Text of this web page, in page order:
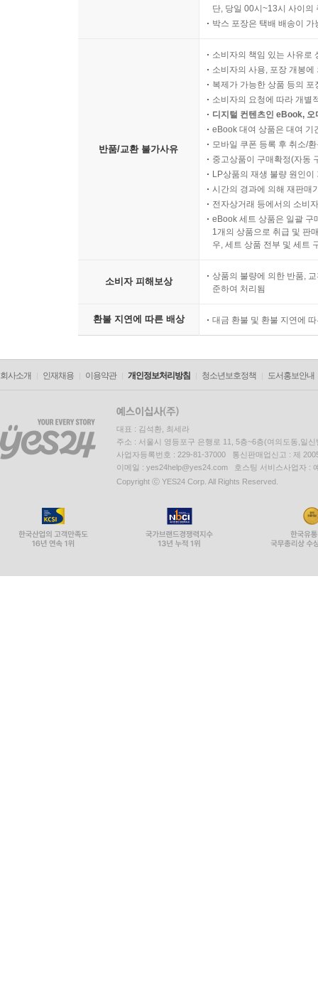
단, 당일 00시~13시 사이의
박스 포장은 택배 배송이
반품/교환 불가사유
소비자의 책임 있는 사유로
소비자의 사용, 포장 개봉
복제가 가능한 상품 등의
소비자의 요청에 따라 개별
디지털 컨텐츠인 eBook,
eBook 대여 상품은 대여 기
모바일 쿠폰 등록 후 취소/
중고상품이 구매확정(자동
LP상품의 재생 불량 원인
시간의 경과에 의해 재판매
전자상거래 등에서의 소비
eBook 세트 상품은 일괄 구
1개의 상품으로 취급 및 판
우, 세트 상품 전부 및 세트
소비자 피해보상
상품의 불량에 의한 반품,
준하여 처리됨
환불 지연에 따른 배상 대금 환불 및 환불 지연에
회사소개 인재채용 이용약관 개인정보처리방침 청소년보호정책 도서홍보안내
대표 : 김석환, 최세라
주소 : 서울시 영등포구 은행로 11, 5층~6층(여의도동,일신
사업자등록번호 : 229-81-37000 통신판매업신고 : 제
이메일 : yes24help@yes24.com 호스팅 서비스사업자 :
Copyright ⓒ YES24 Corp. All Rights Reserved.